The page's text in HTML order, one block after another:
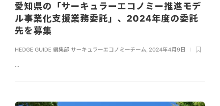
愛知県の「サーキュラーエコノミー推進モデ
ル事業化支援業務委託」、2024年度の委託
先を募集
HEDGE GUIDE 編集部 サーキュラーエコノミーチーム 2024年4月9日
...